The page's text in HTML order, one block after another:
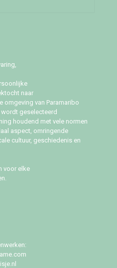
naar
omgeving van Paramaribo
geselecteerd
houdend met vele normen
aspect, omringende
cultuur, geschiedenis en
voor elke